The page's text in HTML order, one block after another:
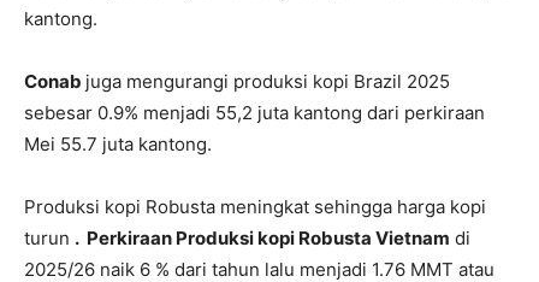
kantong.
Conab juga mengurangi produksi kopi Brazil 2025
sebesar 0.9% menjadi 55,2 juta kantong dari perkiraan
Mei 55.7 juta kantong.
Produksi kopi Robusta meningkat sehingga harga kopi
turun . Perkiraan Produksi kopi Robusta Vietnam di
2025/26 naik 6 % dari tahun lalu menjadi 1.76 MMT atau